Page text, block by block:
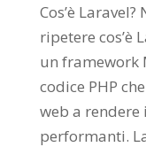
Cos’è
ripetere cos’è
un framework
codice PHP
web a
performanti.